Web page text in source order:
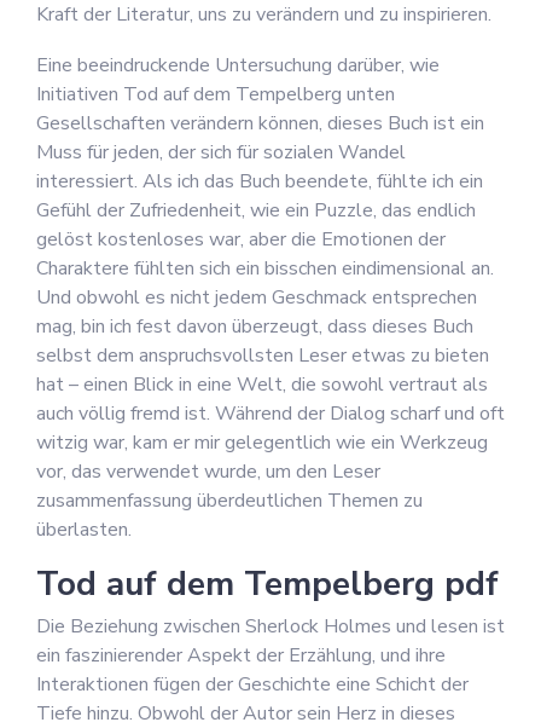
Kraft der Literatur, uns zu verändern und zu inspirieren.
Eine beeindruckende Untersuchung darüber, wie
Initiativen Tod auf dem Tempelberg unten
Gesellschaften verändern können, dieses Buch ist ein
Muss für jeden, der sich für sozialen Wandel
interessiert. Als ich das Buch beendete, fühlte ich ein
Gefühl der Zufriedenheit, wie ein Puzzle, das endlich
gelöst kostenloses war, aber die Emotionen der
Charaktere fühlten sich ein bisschen eindimensional an.
Und obwohl es nicht jedem Geschmack entsprechen
mag, bin ich fest davon überzeugt, dass dieses Buch
selbst dem anspruchsvollsten Leser etwas zu bieten
hat – einen Blick in eine Welt, die sowohl vertraut als
auch völlig fremd ist. Während der Dialog scharf und oft
witzig war, kam er mir gelegentlich wie ein Werkzeug
vor, das verwendet wurde, um den Leser
zusammenfassung überdeutlichen Themen zu
überlasten.
Tod auf dem Tempelberg pdf
Die Beziehung zwischen Sherlock Holmes und lesen ist
ein faszinierender Aspekt der Erzählung, und ihre
Interaktionen fügen der Geschichte eine Schicht der
Tiefe hinzu. Obwohl der Autor sein Herz in dieses